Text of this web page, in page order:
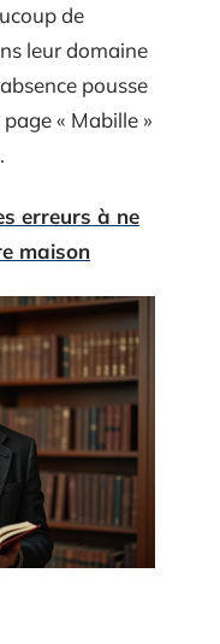
de
leur domaine
pousse
« Mabille »
erreurs à ne
maison